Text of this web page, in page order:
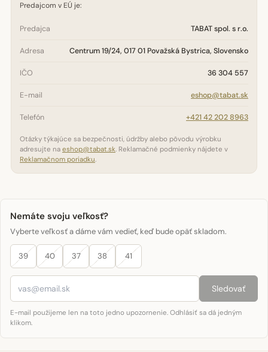
Predajcom v EÚ je:
Predajca TABAT spol. s r.o.
Adresa Centrum 19/24, 017 01 Považská Bystrica, Slovensko
IČO 36 304 557
E-mail eshop@tabat.sk
Telefón +421 42 202 8963
Otázky týkajúce sa bezpečnosti, údržby alebo pôvodu výrobku
adresujte na eshop@tabat.sk. Reklamačné podmienky nájdete v
Reklamačnom poriadku.
Nemáte svoju veľkosť?
Vyberte veľkosť a dáme vám vedieť, keď bude opäť skladom.
39 40 37 38 41
Sledovať
E-mail použijeme len na toto jedno upozornenie. Odhlásiť sa dá jedným
klikom.